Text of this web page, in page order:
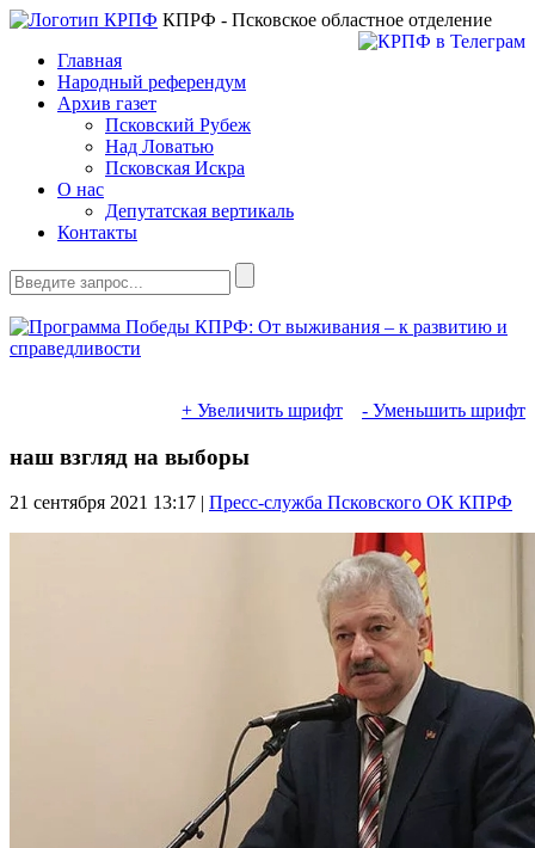
КПРФ - Псковское областное отделение
Главная
Народный референдум
Архив газет
Псковский Рубеж
Над Ловатью
Псковская Искра
О нас
Депутатская вертикаль
Контакты
+ Увеличить шрифт - Уменьшить шрифт
наш взгляд на выборы
21 сентября 2021 13:17 | Пресс-служба Псковского ОК КПРФ